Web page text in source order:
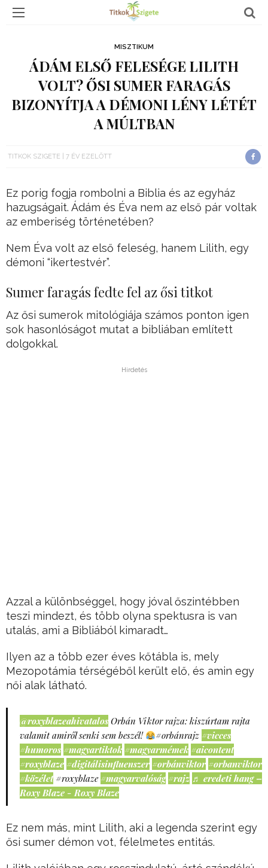
MISZTIKUM
ÁDÁM ELSŐ FELESÉGE LILITH
VOLT? ŐSI SUMER FARAGÁS
BIZONYÍTJA A DÉMONI LÉNY LÉTÉT
A MÚLTBAN
TITKOK SZIGETE 7 ÉV EZELŐTT
Ez porig fogja rombolni a Biblia és az egyház
hazugságait. Ádám és Éva nem az első pár voltak
az emberiség történetében?
Nem Éva volt az első feleség, hanem Lilith, egy
démoni “ikertestvér”.
Sumer faragás fedte fel az ősi titkot
Az ősi sumerok mitológiája számos ponton igen
sok hasonlóságot mutat a bibliában említett
dolgokkal.
Hirdetés
Azzal a különbséggel, hogy jóval őszintébben
teszi mindezt, és több olyna spektusra is van
utalás, ami a Bibliából kimaradt…
Ilyen az a több ezer éves kőtábla is, mely
Mezopotámia térségéből került elő, és amin egy
női alak látható.
@roxyblazeahivatalos Orbán Viktor rajza: kiszúrtam rajta
valamit amiről senki sem beszél!
#orbánrajz #vicces
#humoros #magyartiktok #magyarmémek #aicontent
#roxyblaze #digitálisinfluenszer #orbánviktor #orbanviktor
#közélet #roxyblaze #magyarvalóság #rajz ♬ eredeti hang –
Roxy Blaze - Roxy Blaze
Ez nem más, mint Lilith, aki a legenda szerint egy
ősi sumer démon vot, félelmetes entitás.